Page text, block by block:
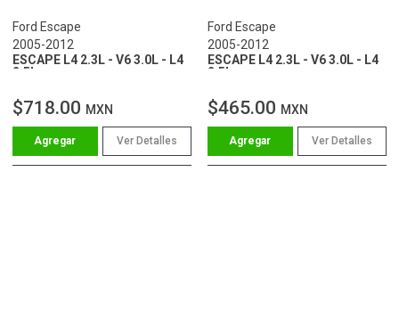
Ford Escape
2005-2012
ESCAPE L4 2.3L - V6 3.0L - L4
2.5L
$718.00 MXN
Ver Detalles
Ford Escape
2005-2012
ESCAPE L4 2.3L - V6 3.0L - L4
2.5L
$465.00 MXN
Ver Detalles